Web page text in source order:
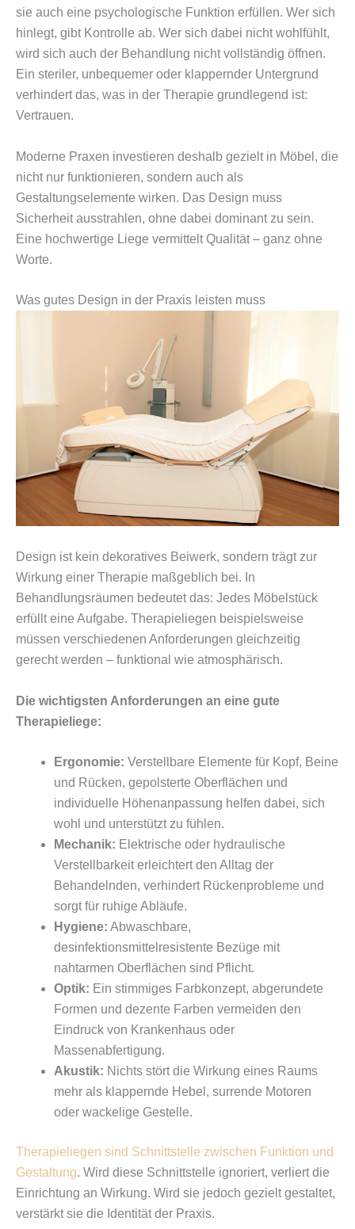
sie auch eine psychologische Funktion erfüllen. Wer sich
hinlegt, gibt Kontrolle ab. Wer sich dabei nicht wohlfühlt,
wird sich auch der Behandlung nicht vollständig öffnen.
Ein steriler, unbequemer oder klappernder Untergrund
verhindert das, was in der Therapie grundlegend ist:
Vertrauen.
Moderne Praxen investieren deshalb gezielt in Möbel, die
nicht nur funktionieren, sondern auch als
Gestaltungselemente wirken. Das Design muss
Sicherheit ausstrahlen, ohne dabei dominant zu sein.
Eine hochwertige Liege vermittelt Qualität – ganz ohne
Worte.
Was gutes Design in der Praxis leisten muss
Design ist kein dekoratives Beiwerk, sondern trägt zur
Wirkung einer Therapie maßgeblich bei. In
Behandlungsräumen bedeutet das: Jedes Möbelstück
erfüllt eine Aufgabe. Therapieliegen beispielsweise
müssen verschiedenen Anforderungen gleichzeitig
gerecht werden – funktional wie atmosphärisch.
Die wichtigsten Anforderungen an eine gute
Therapieliege:
Ergonomie: Verstellbare Elemente für Kopf, Beine
und Rücken, gepolsterte Oberflächen und
individuelle Höhenanpassung helfen dabei, sich
wohl und unterstützt zu fühlen.
Mechanik: Elektrische oder hydraulische
Verstellbarkeit erleichtert den Alltag der
Behandelnden, verhindert Rückenprobleme und
sorgt für ruhige Abläufe.
Hygiene: Abwaschbare,
desinfektionsmittelresistente Bezüge mit
nahtarmen Oberflächen sind Pflicht.
Optik: Ein stimmiges Farbkonzept, abgerundete
Formen und dezente Farben vermeiden den
Eindruck von Krankenhaus oder
Massenabfertigung.
Akustik: Nichts stört die Wirkung eines Raums
mehr als klappernde Hebel, surrende Motoren
oder wackelige Gestelle.
Therapieliegen sind Schnittstelle zwischen Funktion und
Gestaltung. Wird diese Schnittstelle ignoriert, verliert die
Einrichtung an Wirkung. Wird sie jedoch gezielt gestaltet,
verstärkt sie die Identität der Praxis.